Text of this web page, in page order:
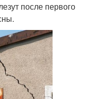
после первого